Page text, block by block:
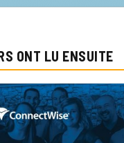
ONT LU ENSUITE